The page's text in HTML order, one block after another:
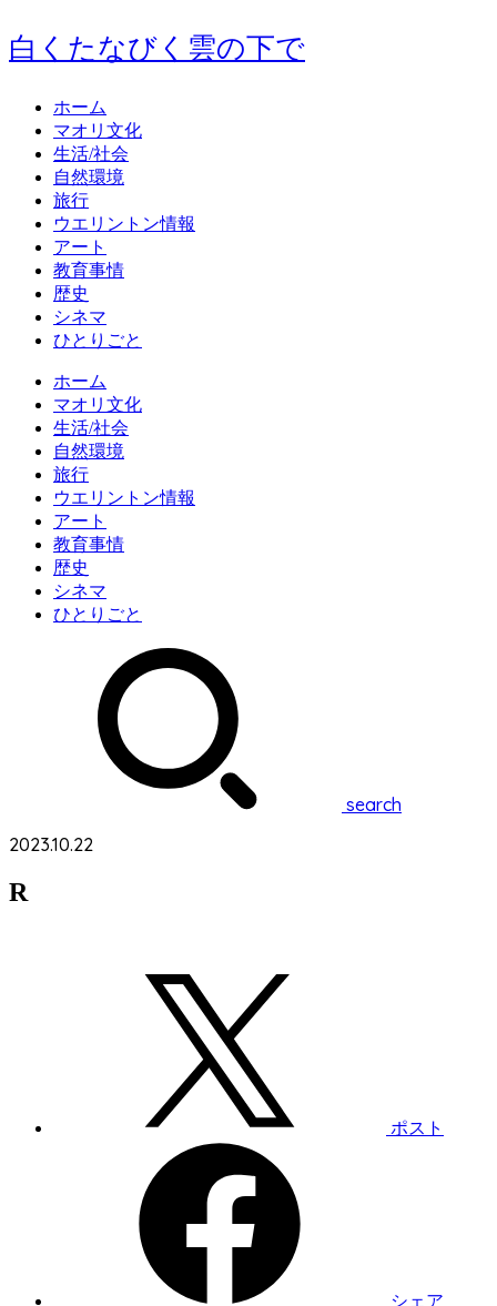
白くたなびく雲の下で
ホーム
マオリ文化
生活/社会
自然環境
旅行
ウエリントン情報
アート
教育事情
歴史
シネマ
ひとりごと
ホーム
マオリ文化
生活/社会
自然環境
旅行
ウエリントン情報
アート
教育事情
歴史
シネマ
ひとりごと
search
2023.10.22
R
ポスト
シェア